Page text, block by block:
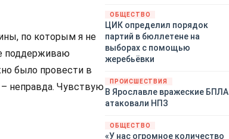
по которым я не
поддерживаю
было провести в
неправда. Чувствую
Политический кризис в
Британии и Германии, выборы
во Франции могут полностью
изменить геополитический
ландшафт в мире, пока
Зеленский ожидает выборов
в США.
ОБЩЕСТВО
ЦИК определил порядок
партий в бюллетене на
выборах с помощью
жеребьёвки
ПРОИСШЕСТВИЯ
В Ярославле вражеские БПЛА
атаковали НПЗ
ОБЩЕСТВО
«У нас огромное количество